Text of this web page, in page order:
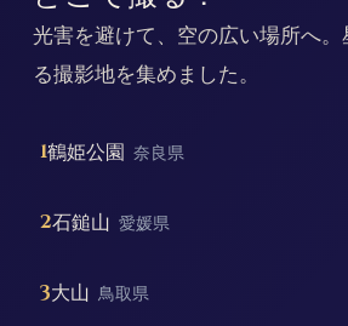
光害を避けて、空の広い場所へ。
る撮影地を集めました。
1鶴姫公園 奈良県
2石鎚山 愛媛県
3大山 鳥取県